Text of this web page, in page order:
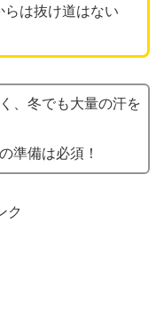
らは抜け道はない
、冬でも大量の汗を
準備は必須！
ク